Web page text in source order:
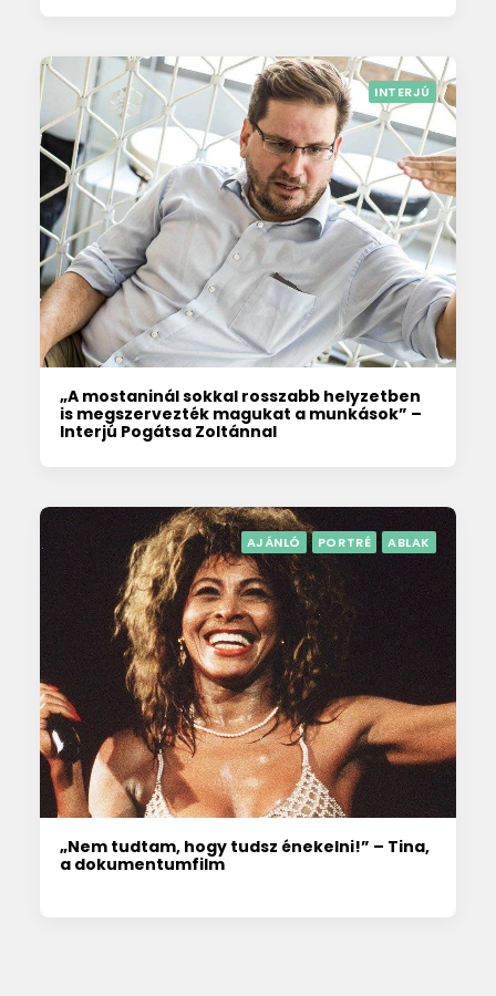
INTERJÚ
„A mostaninál sokkal rosszabb helyzetben
is megszervezték magukat a munkások” –
Interjú Pogátsa Zoltánnal
AJÁNLÓ PORTRÉ ABLAK
„Nem tudtam, hogy tudsz énekelni!” – Tina,
a dokumentumfilm